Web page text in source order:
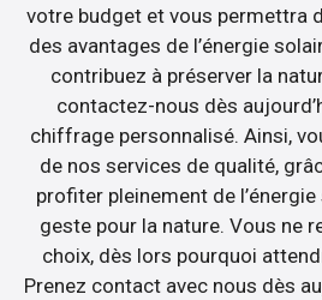
votre budget et vous permettra
des avantages de l’énergie
contribuez à préserver la
contactez-nous dès
chiffrage personnalisé. Ainsi,
de nos services de qualité,
profiter pleinement de
geste pour la nature. Vous ne
choix, dès lors pourquoi
Prenez contact avec nous dès